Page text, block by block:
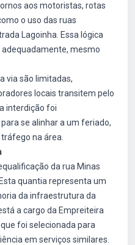
aos motoristas, rotas
o uso das ruas
Lagoinha. Essa lógica
mesmo
via são limitadas,
locais transitem pelo
interdição foi
se alinhar a um feriado,
na área.
da rua Minas
quantia representa um
da infraestrutura da
a cargo da Empreiteira
foi selecionada para
em serviços similares.